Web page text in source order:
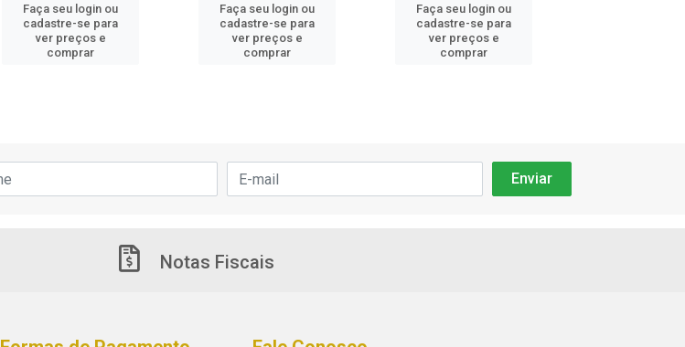
Faça seu login ou
cadastre-se para
ver preços e
comprar
Faça seu login ou
cadastre-se para
ver preços e
comprar
Faça seu login ou
cadastre-se para
ver preços e
comprar
Notas Fiscais